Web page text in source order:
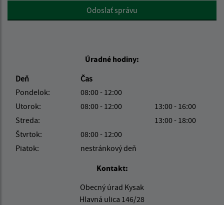
Google reCaptcha ResponseOdoslať správu
Úradné hodiny:
Deň
Čas
Pondelok:
08:00 - 12:00
Utorok:
08:00 - 12:00
13:00 - 16:00
Streda:
13:00 - 18:00
Štvrtok:
08:00 - 12:00
Piatok:
nestránkový deň
Kontakt:
Obecný úrad Kysak
Hlavná ulica 146/28